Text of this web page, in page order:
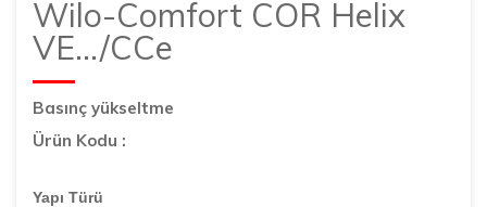
Wilo-Comfort COR Helix
VE.../CCe
Basınç yükseltme
Ürün Kodu :
Yapı Türü